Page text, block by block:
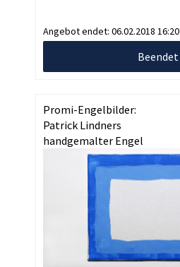
Angebot endet: 06.02.2018 16:20
Beendet
Promi-Engelbilder:
Patrick Lindners
handgemalter Engel